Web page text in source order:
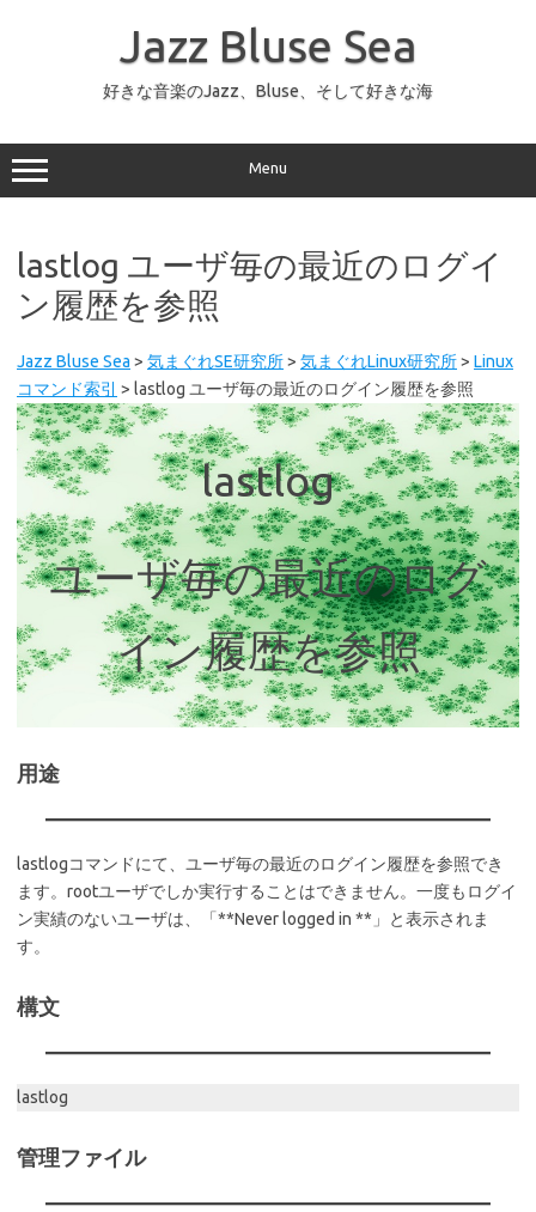
ッ
プ
Jazz Bluse Sea
好きな音楽のJazz、Bluse、そして好きな海
Menu
lastlog ユーザ毎の最近のログイ
ン履歴を参照
Jazz Bluse Sea > 気まぐれSE研究所> 気まぐれLinux研究所> Linux
コマンド索引
> lastlog ユーザ毎の最近のログイン履歴を参照
lastlog
ユーザ毎の最近のログ
イン履歴を参照
用途
lastlogコマンドにて、ユーザ毎の最近のログイン履歴を参照でき
ます。rootユーザでしか実行することはできません。一度もログイ
ン実績のないユーザは、「**Never logged in **」と表示されま
す。
構文
lastlog
管理ファイル